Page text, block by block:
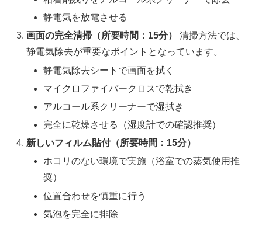
静電気を放電させる
画面の完全清掃（所要時間：15分）
清掃方法では、
静電気除去が重要なポイントとなっています。
静電気除去シートで画面を拭く
マイクロファイバークロスで乾拭き
アルコール系クリーナーで湿拭き
完全に乾燥させる（湿度計での確認推奨）
新しいフィルム貼付（所要時間：15分）
ホコリのない環境で実施（浴室での蒸気使用推
奨）
位置合わせを慎重に行う
気泡を完全に排除